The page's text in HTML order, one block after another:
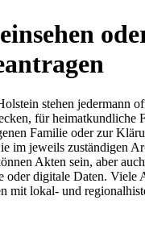
stehen jedermann
für heimatkundliche
Familie oder zur
im jeweils zuständigen
Akten sein, aber
oder digitale Daten. Viele
mit lokal- und